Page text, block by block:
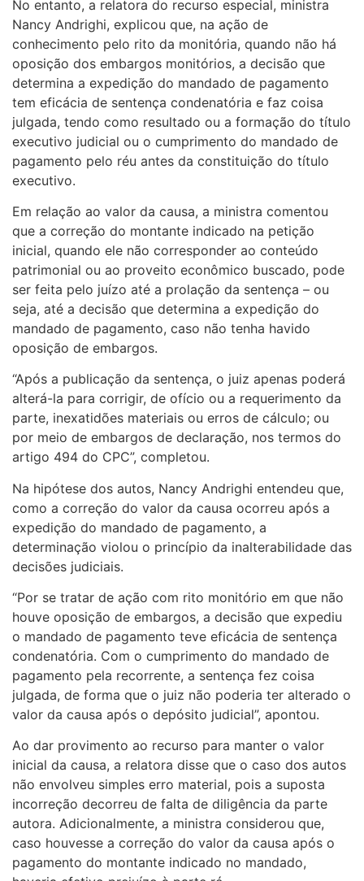
No entanto, a relatora do recurso especial, ministra
Nancy Andrighi, explicou que, na ação de
conhecimento pelo rito da monitória, quando não há
oposição dos embargos monitórios, a decisão que
determina a expedição do mandado de pagamento
tem eficácia de sentença condenatória e faz coisa
julgada, tendo como resultado ou a formação do título
executivo judicial ou o cumprimento do mandado de
pagamento pelo réu antes da constituição do título
executivo.
Em relação ao valor da causa, a ministra comentou
que a correção do montante indicado na petição
inicial, quando ele não corresponder ao conteúdo
patrimonial ou ao proveito econômico buscado, pode
ser feita pelo juízo até a prolação da sentença – ou
seja, até a decisão que determina a expedição do
mandado de pagamento, caso não tenha havido
oposição de embargos.
“Após a publicação da sentença, o juiz apenas poderá
alterá-la para corrigir, de ofício ou a requerimento da
parte, inexatidões materiais ou erros de cálculo; ou
por meio de embargos de declaração, nos termos do
artigo 494 do CPC”, completou.
Na hipótese dos autos, Nancy Andrighi entendeu que,
como a correção do valor da causa ocorreu após a
expedição do mandado de pagamento, a
determinação violou o princípio da inalterabilidade das
decisões judiciais.
“Por se tratar de ação com rito monitório em que não
houve oposição de embargos, a decisão que expediu
o mandado de pagamento teve eficácia de sentença
condenatória. Com o cumprimento do mandado de
pagamento pela recorrente, a sentença fez coisa
julgada, de forma que o juiz não poderia ter alterado o
valor da causa após o depósito judicial”, apontou.
Ao dar provimento ao recurso para manter o valor
inicial da causa, a relatora disse que o caso dos autos
não envolveu simples erro material, pois a suposta
incorreção decorreu de falta de diligência da parte
autora. Adicionalmente, a ministra considerou que,
caso houvesse a correção do valor da causa após o
pagamento do montante indicado no mandado,